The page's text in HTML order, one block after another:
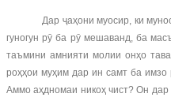
Дар ҷаҳони муосир, ки
гуногун рӯ ба рӯ мешаванд, ба
таъмини амнияти молии онҳо
роҳҳои муҳим дар ин самт ба
Аммо аҳдномаи никоҳ чист? Он дар